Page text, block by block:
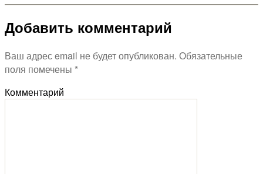
Добавить комментарий
Ваш адрес email не будет опубликован. Обязательные
поля помечены *
Комментарий